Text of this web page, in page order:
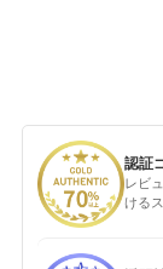
認証
レビ
ける